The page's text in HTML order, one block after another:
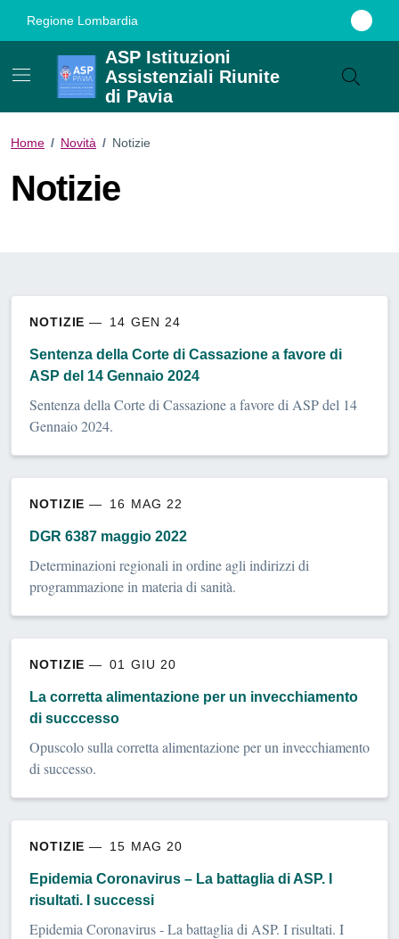
Regione Lombardia
ASP Istituzioni
Assistenziali Riunite
di Pavia
Home / Novità / Notizie
Notizie
NOTIZIE 14 GEN 24
Sentenza della Corte di Cassazione a favore di
ASP del 14 Gennaio 2024
Sentenza della Corte di Cassazione a favore di ASP del 14
Gennaio 2024.
NOTIZIE 16 MAG 22
DGR 6387 maggio 2022
Determinazioni regionali in ordine agli indirizzi di
programmazione in materia di sanità.
NOTIZIE 01 GIU 20
La corretta alimentazione per un invecchiamento
di succcesso
Opuscolo sulla corretta alimentazione per un invecchiamento
di successo.
NOTIZIE 15 MAG 20
Epidemia Coronavirus – La battaglia di ASP. I
risultati. I successi
Epidemia Coronavirus - La battaglia di ASP. I risultati. I